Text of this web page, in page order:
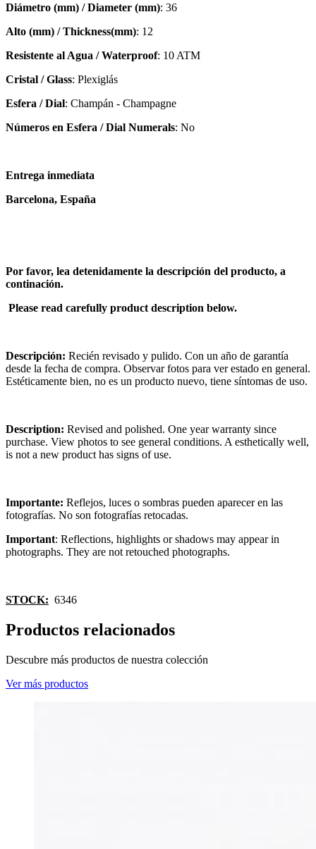
Diámetro (mm) / Diameter (mm): 36
Alto (mm) / Thickness(mm): 12
Resistente al Agua / Waterproof: 10 ATM
Cristal / Glass: Plexiglás
Esfera / Dial: Champán - Champagne
Números en Esfera / Dial Numerals: No
Entrega inmediata
Barcelona, España
Por favor, lea detenidamente la descripción del producto, a
continación.
Please read carefully product description below.
Descripción: Recién revisado y pulido. Con un año de garantía
desde la fecha de compra. Observar fotos para ver estado en general.
Estéticamente bien, no es un producto nuevo, tiene síntomas de uso.
Description: Revised and polished. One year warranty since
purchase. View photos to see general conditions. A esthetically well,
is not a new product has signs of use.
Importante: Reflejos, luces o sombras pueden aparecer en las
fotografías. No son fotografías retocadas.
Important: Reflections, highlights or shadows may appear in
photographs. They are not retouched photographs.
STOCK: 6346
Productos relacionados
Descubre más productos de nuestra colección
Ver más productos